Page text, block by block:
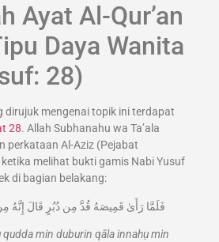
Ayat Al-Qur’an
Daya Wanita
28)
dirujuk mengenai topik ini terdapat
28. Allah Subhanahu wa Ta’ala
perkataan Al-Aziz (Pejabat
melihat bukti gamis Nabi Yusuf
di bagian belakang:
فَلَمَّا رَأَىٰ قَمِيصَهُ قُدَّ مِن دُبُرٍ قَالَ إِنَّهُ
qudda min duburin qāla innahụ min